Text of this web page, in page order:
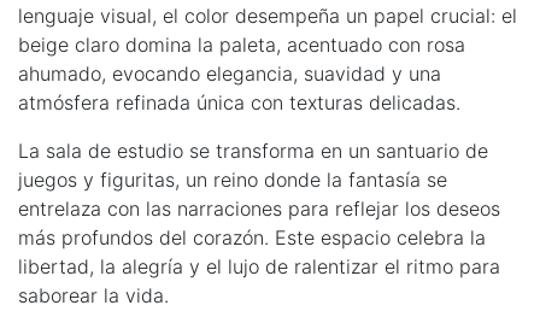
lenguaje visual, el color desempeña un papel crucial: el
beige claro domina la paleta, acentuado con rosa
ahumado, evocando elegancia, suavidad y una
atmósfera refinada única con texturas delicadas.
La sala de estudio se transforma en un santuario de
juegos y figuritas, un reino donde la fantasía se
entrelaza con las narraciones para reflejar los deseos
más profundos del corazón. Este espacio celebra la
libertad, la alegría y el lujo de ralentizar el ritmo para
saborear la vida.